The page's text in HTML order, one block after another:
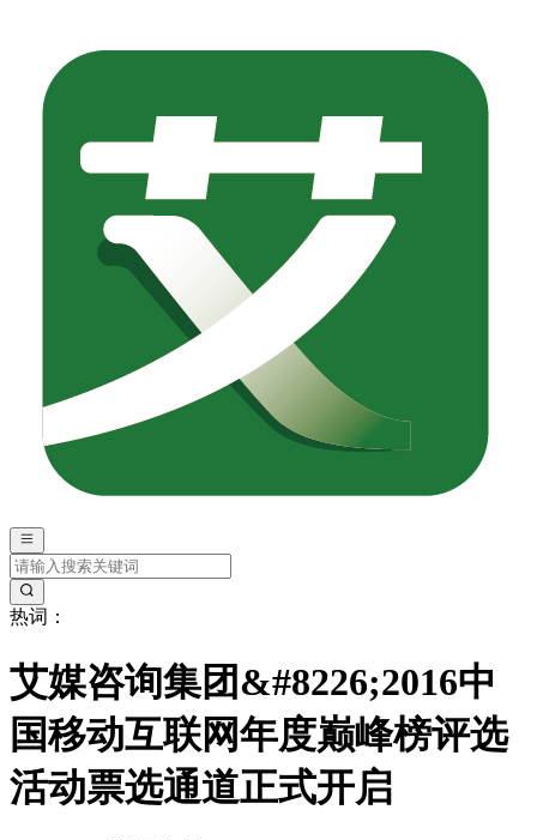
热词：
艾媒咨询集团&#8226;2016中
国移动互联网年度巅峰榜评选
活动票选通道正式开启